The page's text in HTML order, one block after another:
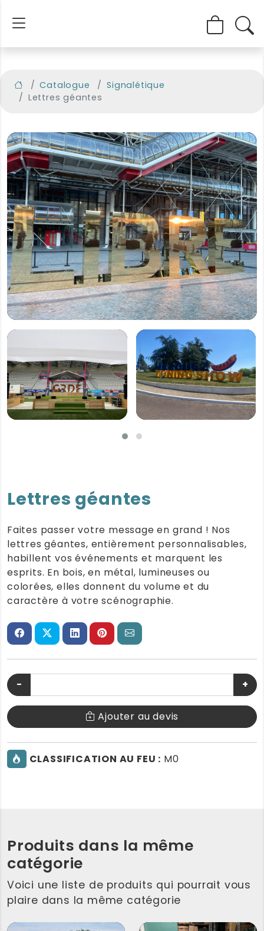
Catalogue
Signalétique
Lettres géantes
Lettres géantes
Faites passer votre message en grand ! Nos
lettres géantes, entièrement personnalisables,
habillent vos événements et marquent les
esprits. En bois, en métal, lumineuses ou
colorées, elles donnent du volume et du
caractère à votre scénographie.
− +
Ajouter au devis
CLASSIFICATION AU FEU : M0
Produits dans la même
catégorie
Voici une liste de produits qui pourrait vous
plaire dans la même catégorie